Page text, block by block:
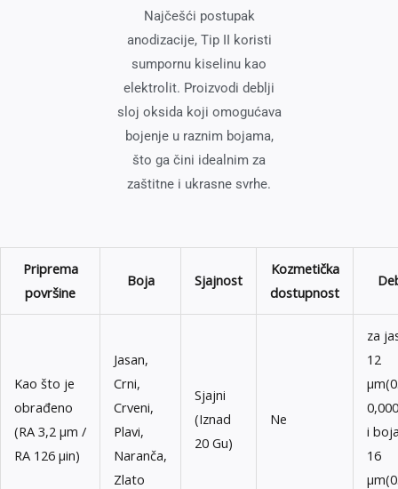
Najčešći postupak
anodizacije, Tip II koristi
sumpornu kiselinu kao
elektrolit. Proizvodi deblji
sloj oksida koji omogućava
bojenje u raznim bojama,
što ga čini idealnim za
zaštitne i ukrasne svrhe.
Priprema
površine
Boja Sjajnost
Kozmetička
dostupnost
Kao što je
obrađeno
(RA 3,2 μm /
RA 126 μin)
Jasan,
Crni,
Crveni,
Plavi,
Naranča,
Zlato
Sjajni
(Iznad
20 Gu)
Ne
za
12
i
16